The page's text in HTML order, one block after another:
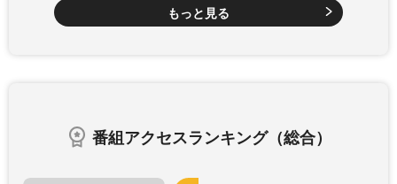
もっと見る
番組アクセスランキング（総合）